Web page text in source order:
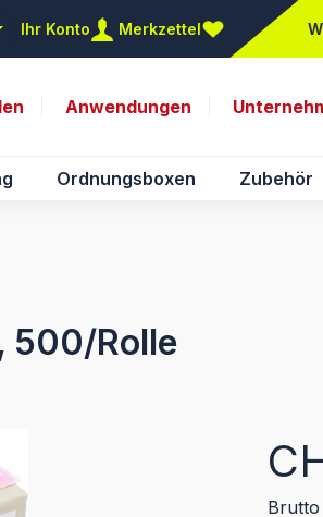
Ihr Konto Merkzettel
Du hast 0 Produkte
Anwendungen
Ordnungsboxen Zubehör
500/Rolle
Brutto